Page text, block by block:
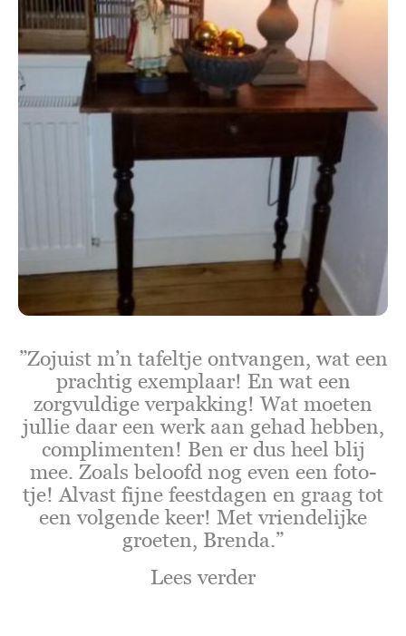
”Zojuist m’n tafeltje ontvangen, wat een
prachtig exemplaar! En wat een
zorgvuldige verpakking! Wat moeten
jullie daar een werk aan gehad hebben,
complimenten! Ben er dus heel blij
mee. Zoals beloofd nog even een foto-
tje! Alvast fijne feestdagen en graag tot
een volgende keer! Met vriendelijke
groeten, Brenda.”
Lees verder